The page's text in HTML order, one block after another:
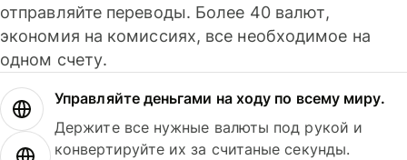
отправляйте переводы. Более 40 валют,
экономия на комиссиях, все необходимое на
одном счету.
Управляйте деньгами на ходу по всему миру.
Держите все нужные валюты под рукой и
конвертируйте их за считаные секунды.